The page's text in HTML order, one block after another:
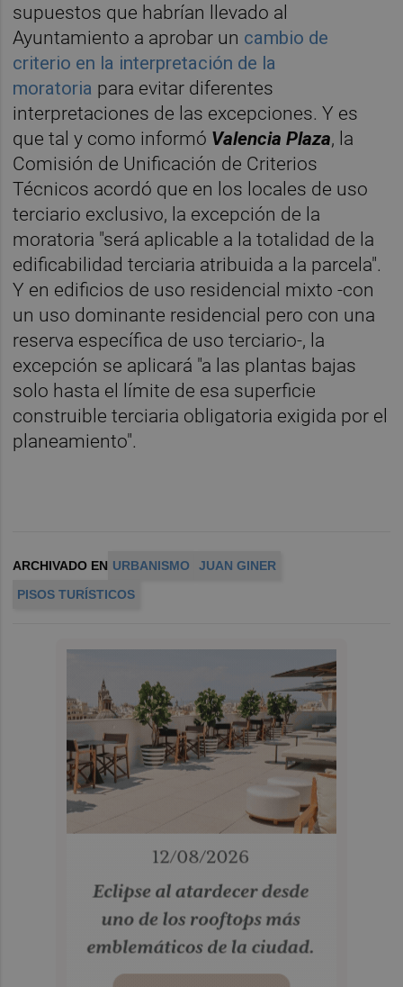
supuestos que habrían llevado al
Ayuntamiento a aprobar un cambio de
criterio en la interpretación de la
moratoria para evitar diferentes
interpretaciones de las excepciones. Y es
que tal y como informó Valencia Plaza, la
Comisión de Unificación de Criterios
Técnicos acordó que en los locales de uso
terciario exclusivo, la excepción de la
moratoria "será aplicable a la totalidad de la
edificabilidad terciaria atribuida a la parcela".
Y en edificios de uso residencial mixto -con
un uso dominante residencial pero con una
reserva específica de uso terciario-, la
excepción se aplicará "a las plantas bajas
solo hasta el límite de esa superficie
construible terciaria obligatoria exigida por el
planeamiento".
ARCHIVADO EN URBANISMO
JUAN GINER
PISOS TURÍSTICOS